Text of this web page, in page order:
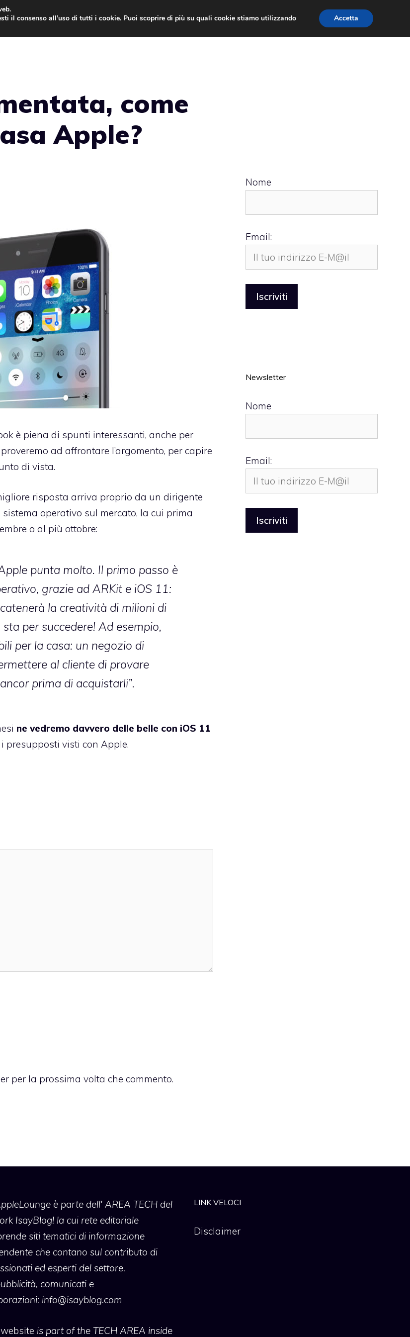
come
Apple?
è piena di spunti interessanti, anche per
ad affrontare l’argomento, per capire
di vista.
risposta arriva proprio da un dirigente
operativo sul mercato, la cui prima
o al più ottobre:
punta molto. Il primo passo è
grazie ad ARKit e iOS 11:
la creatività di milioni di
per succedere! Ad esempio,
per la casa: un negozio di
al cliente di provare
prima di acquistarli”.
ne vedremo davvero delle belle con iOS 11
presupposti visti con Apple.
per la prossima volta che commento.
Nome
Email:
Newsletter
Nome
Email:
è parte dell' AREA TECH del
IsayBlog! la cui rete editoriale
siti tematici di informazione
che contano sul contributo di
ed esperti del settore.
comunicati e
info@isayblog.com
is part of the TECH AREA inside
LINK VELOCI
Disclaimer
il consenso all’uso di tutti i cookie. Puoi scoprire di più su quali cookie stiamo utilizzando
Accetta